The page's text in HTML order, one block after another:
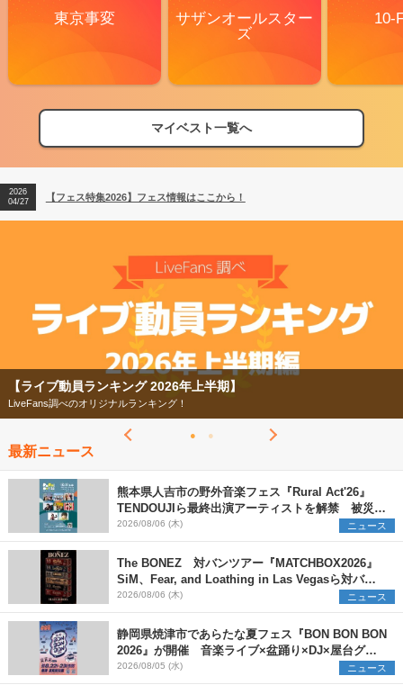
東京事変
サザンオールスター
ズ
10-
マイベスト一覧へ
【フェス特集2026】フェス情報はここから！
【ライブ動員ランキング】2026年上半期編発表！
2026
04/27
【フェス特集2026】フェス情報はここから！
2026
【ライブ動員ランキング 2026年上半期】
LiveFans調べのオリジナルランキング！
最新ニュース
熊本県人吉市の野外音楽フェス『Rural Act'26』
TENDOUJIら最終出演アーティストを解禁 被災地
支援プロジェクトの始動も発表
2026/08/06 (木) ニュース
The BONEZ 対バンツアー『MATCHBOX2026』
SiM、Fear, and Loathing in Las Vegasら対バン
アーティストを一斉解禁
2026/08/06 (木) ニュース
静岡県焼津市であらたな夏フェス『BON BON BON
2026』が開催 音楽ライブ×盆踊り×DJ×屋台グル
メ×ランタンナイトで彩る2日間
2026/08/05 (水) ニュース